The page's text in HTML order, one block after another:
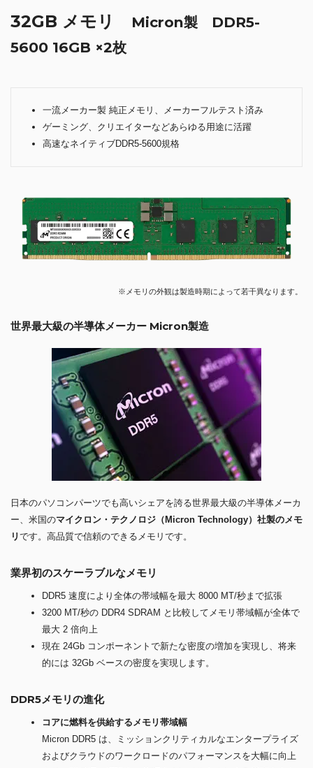
32GB メモリ
Micron製 DDR5-
5600 16GB ×2枚
一流メーカー製 純正メモリ、メーカーフルテスト済み
ゲーミング、クリエイターなどあらゆる用途に活躍
高速なネイティブDDR5-5600規格
※メモリの外観は製造時期によって若干異なります。
世界最大級の半導体メーカー Micron製造
日本のパソコンパーツでも高いシェアを誇る世界最大級の半導体メーカ
ー、米国のマイクロン・テクノロジ（Micron Technology）社製のメモ
リです。高品質で信頼のできるメモリです。
業界初のスケーラブルなメモリ
DDR5 速度により全体の帯域幅を最大 8000 MT/秒まで拡張
3200 MT/秒の DDR4 SDRAM と比較してメモリ帯域幅が全体で
最大 2 倍向上
現在 24Gb コンポーネントで新たな密度の増加を実現し、将来
的には 32Gb ベースの密度を実現します。
DDR5メモリの進化
コアに燃料を供給するメモリ帯域幅
Micron DDR5 は、ミッションクリティカルなエンタープライズ
およびクラウドのワークロードのパフォーマンスを大幅に向上